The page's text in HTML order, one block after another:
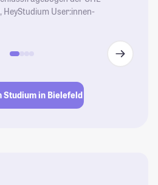
User:innen-
Studium in Bielefeld